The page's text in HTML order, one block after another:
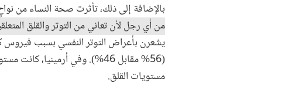
بالإضافة إلى ذلك، تأثرت صحة النساء من
من أي رجل لأن تعاني من التوتر والقلق
يشعرن بأعراض التوتر النفسي بسبب فيروس
مستويات القلق.